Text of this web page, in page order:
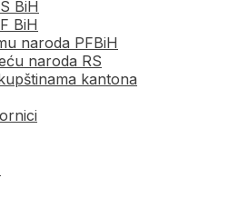
BiH
BiH
naroda PFBiH
naroda RS
kantona